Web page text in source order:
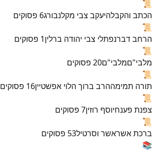
📜
הכתב והקבלהיעקב צבי מקלנבורג6 פסוקים
📜
הרחב דברנפתלי צבי יהודה ברלין1 פסוקים
📜
מלבי"םמלבי"ם20 פסוקים
📜
תורה תמימההרב ברוך הלוי אפשטיין16 פסוקים
📜
צפנת פענחיוסף רוזין7 פסוקים
📜
ברכת אשראשר וסרטיל53 פסוקים
📚